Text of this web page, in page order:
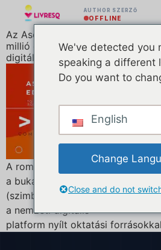
AUTHOR SZERZŐ
OFFLINE
Az Ascendia (az LIVRESQ
millió euró értékű Edulib-
digitális oktatás forradalmasítása
A romániai e-learning vállalat, az
a bukaresti tőzsdén jegyeznek.
(szimbólum ASC), bejelenti,
a nemzeti digitális
platform nyílt oktatási
We've detected you
speaking a different
Do you want to
English
Change
Close and do not